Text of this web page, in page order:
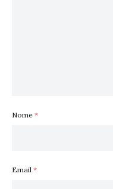
Nome *
Email *